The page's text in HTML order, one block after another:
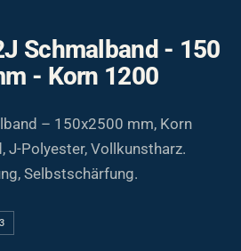
Schmalband - 150
- Korn 1200
– 150x2500 mm, Korn
J-Polyester, Vollkunstharz.
Selbstschärfung.